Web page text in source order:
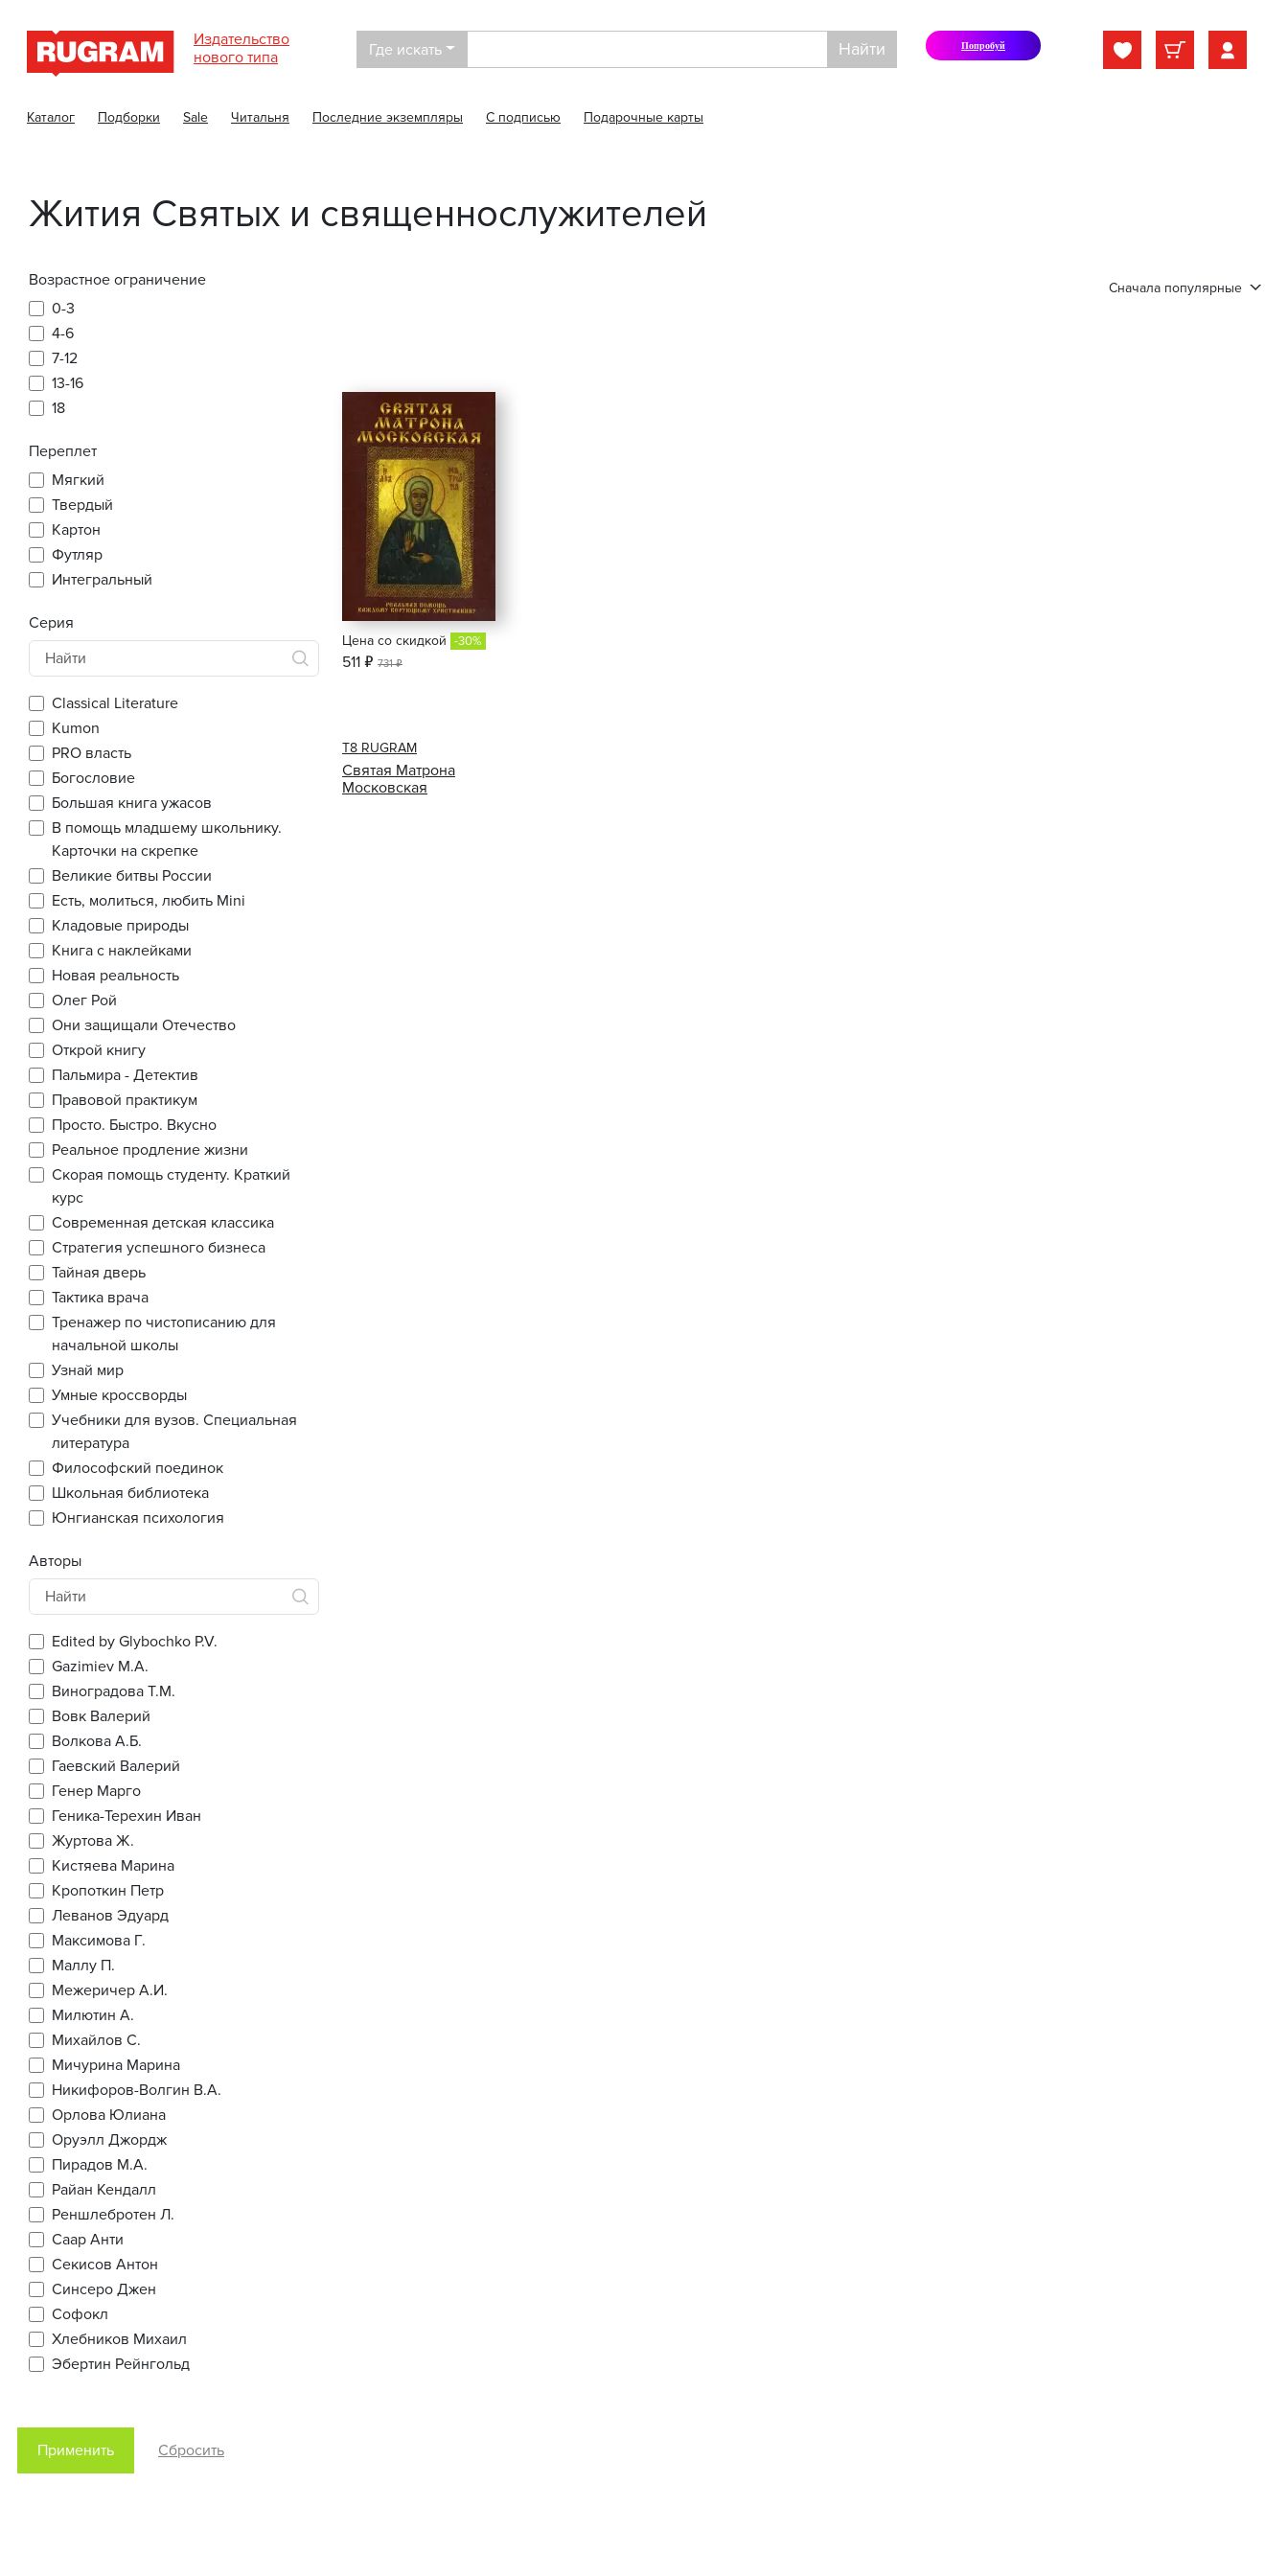
Издательство
нового типа
Где искать Найти Попробуй
Каталог Подборки Sale Читальня Последние экземпляры С подписью Подарочные карты
Жития Святых и священнослужителей
Возрастное ограничение
0-3
4-6
7-12
13-16
18
Переплет
Мягкий
Твердый
Картон
Футляр
Интегральный
Серия
Classical Literature
Kumon
PRO власть
Богословие
Большая книга ужасов
В помощь младшему школьнику.
Карточки на скрепке
Великие битвы России
Есть, молиться, любить Mini
Кладовые природы
Книга с наклейками
Новая реальность
Олег Рой
Они защищали Отечество
Открой книгу
Пальмира - Детектив
Правовой практикум
Просто. Быстро. Вкусно
Реальное продление жизни
Скорая помощь студенту. Краткий
курс
Современная детская классика
Стратегия успешного бизнеса
Тайная дверь
Тактика врача
Тренажер по чистописанию для
начальной школы
Узнай мир
Умные кроссворды
Учебники для вузов. Специальная
литература
Философский поединок
Школьная библиотека
Юнгианская психология
Авторы
Edited by Glybochko P.V.
Gazimiev M.A.
Виноградова Т.М.
Вовк Валерий
Волкова А.Б.
Гаевский Валерий
Генер Марго
Геника-Терехин Иван
Журтова Ж.
Кистяева Марина
Кропоткин Петр
Леванов Эдуард
Максимова Г.
Маллу П.
Межеричер А.И.
Милютин А.
Михайлов С.
Мичурина Марина
Никифоров-Волгин В.А.
Орлова Юлиана
Оруэлл Джордж
Пирадов М.А.
Райан Кендалл
Реншлебротен Л.
Саар Анти
Секисов Антон
Синсеро Джен
Софокл
Хлебников Михаил
Эбертин Рейнгольд
Сначала популярные
Святая Матрона
Московская
Т8 RUGRAM
Цена со скидкой -30%
511 ₽ 731 ₽